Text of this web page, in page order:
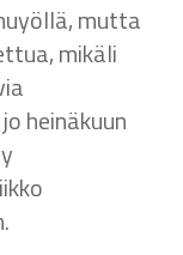
mutta
mikäli
heinäkuun